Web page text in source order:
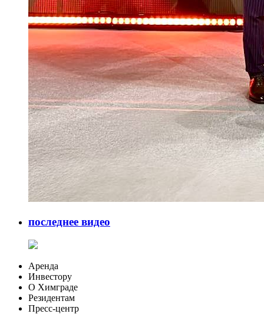
последнее видео
Аренда
Инвестору
О Химграде
Резидентам
Пресс-центр